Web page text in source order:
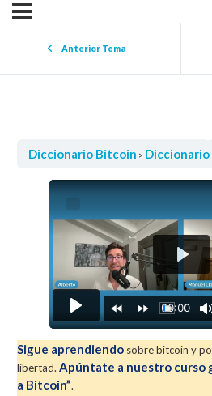
Anterior Tema
Diccionario Bitcoin
Sigue aprendiendo sobre bitcoin y
libertad. Apúntate a nuestro curso
a Bitcoin”.